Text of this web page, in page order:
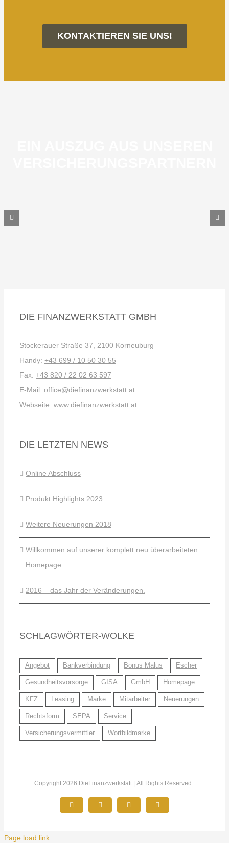
KONTAKTIEREN SIE UNS!
DIE FINANZWERKSTATT GMBH
Stockerauer Straße 37, 2100 Korneuburg
Handy: +43 699 / 10 50 30 55
Fax: +43 820 / 22 02 63 597
E-Mail: office@diefinanzwerkstatt.at
Webseite: www.diefinanzwerkstatt.at
DIE LETZTEN NEWS
Online Abschluss
Produkt Highlights 2023
Weitere Neuerungen 2018
Willkommen auf unserer komplett neu überarbeiteten
Homepage
2016 – das Jahr der Veränderungen.
SCHLAGWÖRTER-WOLKE
Angebot Bankverbindung Bonus Malus Escher
Gesundheitsvorsorge GISA GmbH Homepage
KFZ Leasing Marke Mitarbeiter Neuerungen
Rechtsform SEPA Service
Versicherungsvermittler Wortbildmarke
Copyright 2026 DieFinanzwerkstatt | All Rights Reserved
Facebook YouTube InstagramTelefon
Page load link